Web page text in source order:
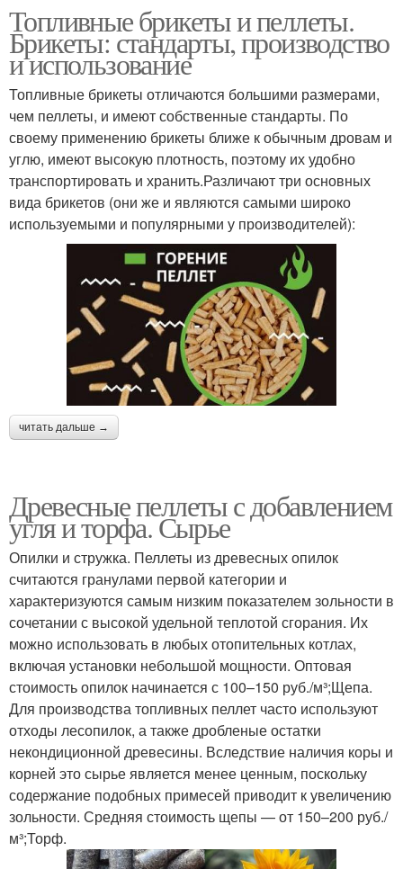
Топливные брикеты и пеллеты.
Брикеты: стандарты, производство
и использование
Топливные брикеты отличаются большими размерами,
чем пеллеты, и имеют собственные стандарты. По
своему применению брикеты ближе к обычным дровам и
углю, имеют высокую плотность, поэтому их удобно
транспортировать и хранить.Различают три основных
вида брикетов (они же и являются самыми широко
используемыми и популярными у производителей):
читать дальше →
Древесные пеллеты с добавлением
угля и торфа. Сырье
Опилки и стружка. Пеллеты из древесных опилок
считаются гранулами первой категории и
характеризуются самым низким показателем зольности в
сочетании с высокой удельной теплотой сгорания. Их
можно использовать в любых отопительных котлах,
включая установки небольшой мощности. Оптовая
стоимость опилок начинается с 100–150 руб./м³;Щепа.
Для производства топливных пеллет часто используют
отходы лесопилок, а также дробленые остатки
некондиционной древесины. Вследствие наличия коры и
корней это сырье является менее ценным, поскольку
содержание подобных примесей приводит к увеличению
зольности. Средняя стоимость щепы — от 150–200 руб./
м³;Торф.